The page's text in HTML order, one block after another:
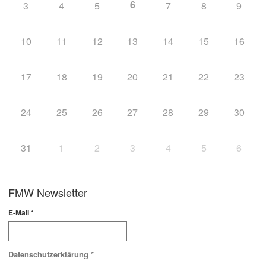
3 4 5 6 7 8 9
10 11 12 13 14 15 16
17 18 19 20 21 22 23
24 25 26 27 28 29 30
31 1 2 3 4 5 6
FMW Newsletter
E-Mail*
Datenschutzerklärung *